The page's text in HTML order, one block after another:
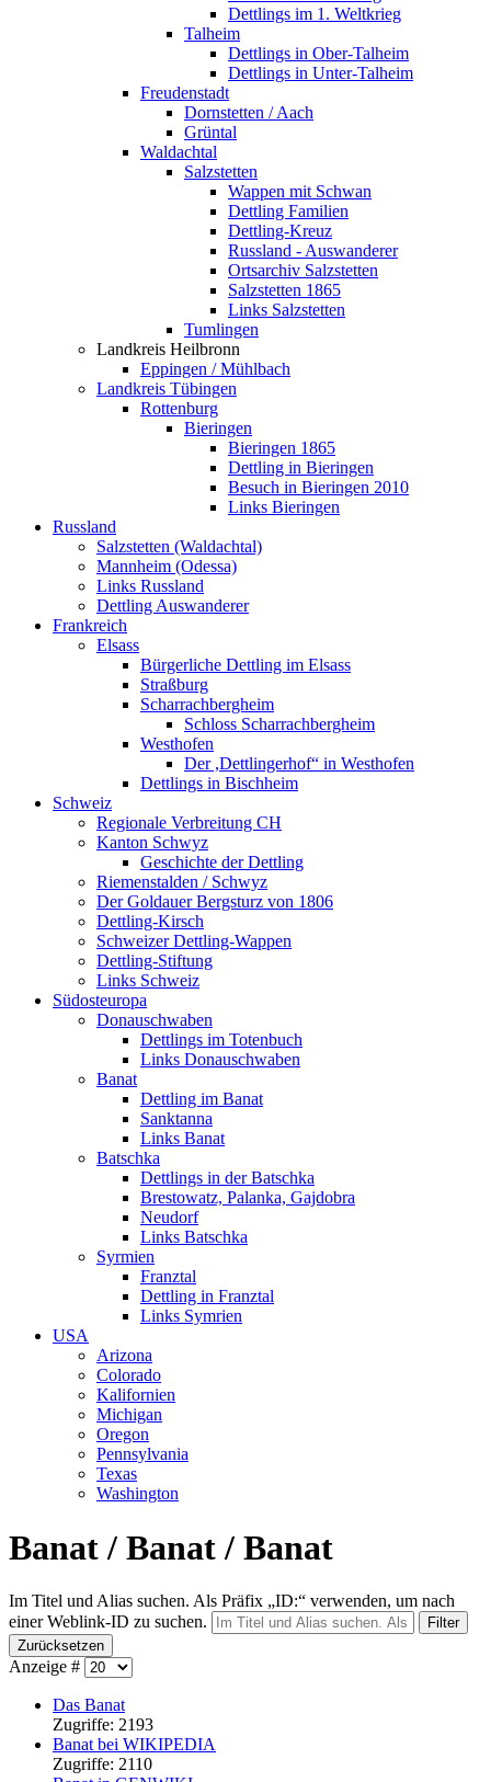
Dettlings im 1. Weltkrieg
Talheim
Dettlings in Ober-Talheim
Dettlings in Unter-Talheim
Freudenstadt
Dornstetten / Aach
Grüntal
Waldachtal
Salzstetten
Wappen mit Schwan
Dettling Familien
Dettling-Kreuz
Russland - Auswanderer
Ortsarchiv Salzstetten
Salzstetten 1865
Links Salzstetten
Tumlingen
Landkreis Heilbronn
Eppingen / Mühlbach
Landkreis Tübingen
Rottenburg
Bieringen
Bieringen 1865
Dettling in Bieringen
Besuch in Bieringen 2010
Links Bieringen
Russland
Salzstetten (Waldachtal)
Mannheim (Odessa)
Links Russland
Dettling Auswanderer
Frankreich
Elsass
Bürgerliche Dettling im Elsass
Straßburg
Scharrachbergheim
Schloss Scharrachbergheim
Westhofen
Der ,Dettlingerhof“ in Westhofen
Dettlings in Bischheim
Schweiz
Regionale Verbreitung CH
Kanton Schwyz
Geschichte der Dettling
Riemenstalden / Schwyz
Der Goldauer Bergsturz von 1806
Dettling-Kirsch
Schweizer Dettling-Wappen
Dettling-Stiftung
Links Schweiz
Südosteuropa
Donauschwaben
Dettlings im Totenbuch
Links Donauschwaben
Banat
Dettling im Banat
Sanktanna
Links Banat
Batschka
Dettlings in der Batschka
Brestowatz, Palanka, Gajdobra
Neudorf
Links Batschka
Syrmien
Franztal
Dettling in Franztal
Links Symrien
USA
Arizona
Colorado
Kalifornien
Michigan
Oregon
Pennsylvania
Texas
Washington
Banat / Banat / Banat
Im Titel und Alias suchen. Als Präfix „ID:“ verwenden, um nach
einer Weblink-ID zu suchen.
Filter
Zurücksetzen
Anzeige #
Das Banat
Zugriffe: 2193
Banat bei WIKIPEDIA
Zugriffe: 2110